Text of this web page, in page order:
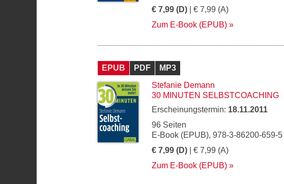
€ 7,99 (D) | € 7,99 (A)
Zum E-Book (EPUB)
EPUB PDF
MP3
Stefanie Demann
30 MINUTEN SELBSTCOACHING
Erscheinungstermin: 18.11.2011
96 Seiten
E-Book (EPUB), 978-3-86200-659-5
€ 7,99 (D) | € 7,99 (A)
Zum E-Book (EPUB)